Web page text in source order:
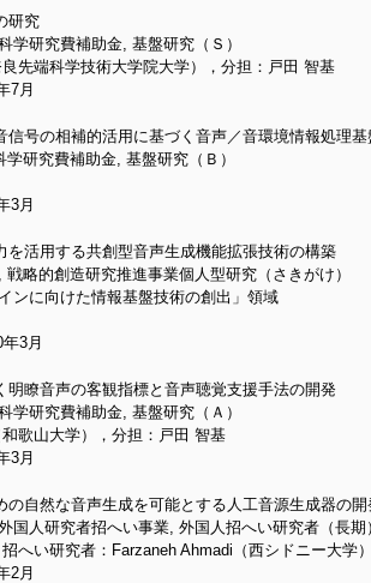
研究
研究費補助金, 基盤研究（Ｓ）
先端科学技術大学院大学），分担：戸田 智基
7月
信号の相補的活用に基づく音声／音環境情報処理基
研究費補助金, 基盤研究（Ｂ）
3月
を活用する共創型音声生成機能拡張技術の構築
略的創造研究推進事業個人型研究（さきがけ）
ンに向けた情報基盤技術の創出」領域
3月
明瞭音声の客観指標と音声聴覚支援手法の開発
研究費補助金, 基盤研究（Ａ）
歌山大学），分担：戸田 智基
3月
の自然な音声生成を可能とする人工音源生成器の開
国人研究者招へい事業, 外国人招へい研究者（長期
へい研究者：Farzaneh Ahmadi（西シドニー大学
2月